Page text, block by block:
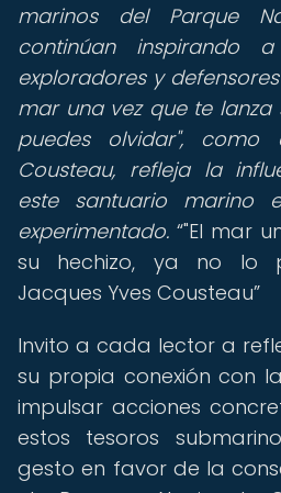
marinos del Parque
continúan inspirando
exploradores y
mar una vez que te lanza
puedes olvidar", como
Cousteau, refleja la
este santuario marino
experimentado. "El mar
su hechizo, ya no lo
Jacques Yves Cousteau
Invito a cada lector a
su propia conexión con
impulsar acciones
estos tesoros
gesto en favor de la